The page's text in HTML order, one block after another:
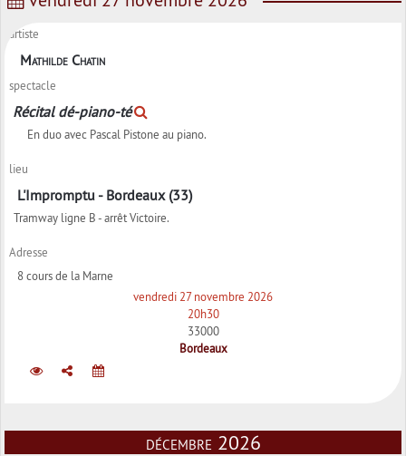
artiste
Mathilde Chatin
spectacle
Récital dé-piano-té
En duo avec Pascal Pistone au piano.
lieu
L'Impromptu - Bordeaux (33)
Tramway ligne B - arrêt Victoire.
Adresse
8 cours de la Marne
vendredi 27 novembre 2026
20h30
33000
Bordeaux
décembre 2026